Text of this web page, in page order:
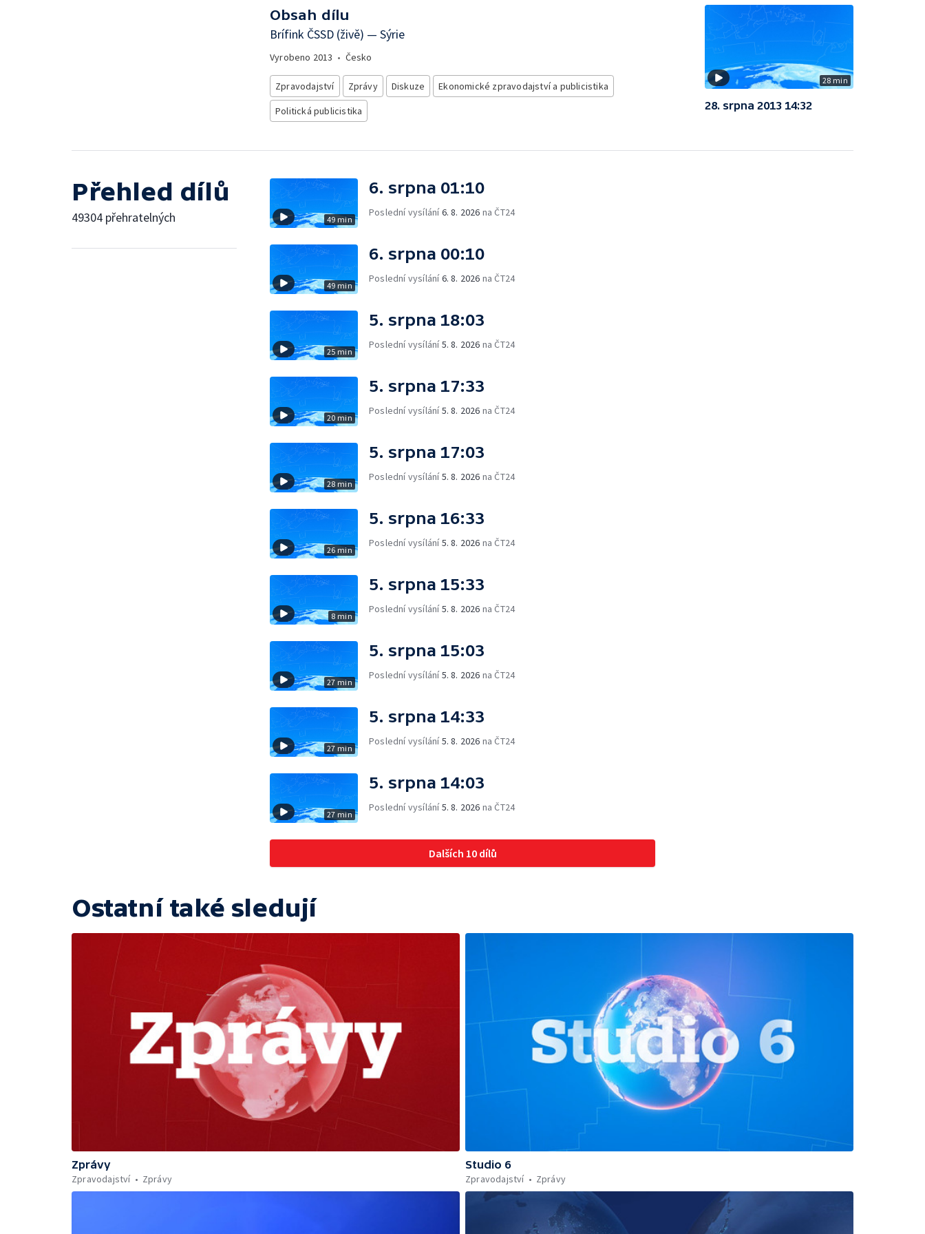
Obsah dílu
Brífink ČSSD (živě) — Sýrie
Vyrobeno 2013 • Česko
Zpravodajství Zprávy Diskuze
Ekonomické zpravodajství a publicistika
Politická publicistika
28 min
28. srpna 2013 14:32
Přehled dílů
49304 přehratelných 49 min
6. srpna 01:10
Poslední vysílání6. 8. 2026 na ČT24
49 min
6. srpna 00:10
Poslední vysílání6. 8. 2026 na ČT24
25 min
5. srpna 18:03
Poslední vysílání5. 8. 2026 na ČT24
20 min
5. srpna 17:33
Poslední vysílání5. 8. 2026 na ČT24
28 min
5. srpna 17:03
Poslední vysílání5. 8. 2026 na ČT24
26 min
5. srpna 16:33
Poslední vysílání5. 8. 2026 na ČT24
8 min
5. srpna 15:33
Poslední vysílání5. 8. 2026 na ČT24
27 min
5. srpna 15:03
Poslední vysílání5. 8. 2026 na ČT24
27 min
5. srpna 14:33
Poslední vysílání5. 8. 2026 na ČT24
27 min
5. srpna 14:03
Poslední vysílání5. 8. 2026 na ČT24
Dalších 10 dílů
Ostatní také sledují
Zprávy
Zpravodajství
Zprávy
Studio 6
Zpravodajství
Zprávy